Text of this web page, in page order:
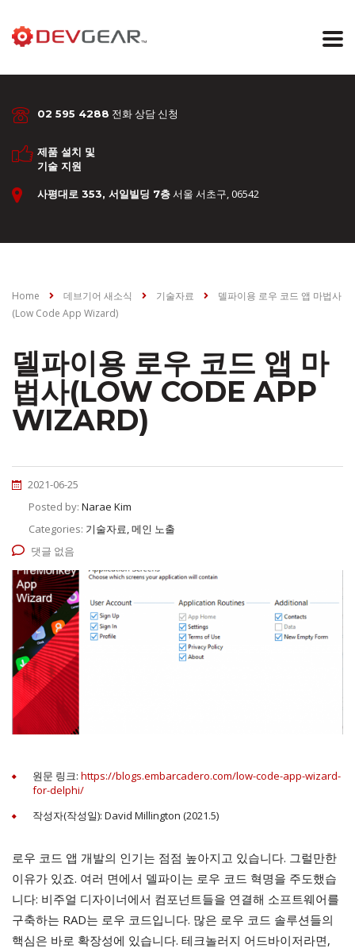
02 595 4288 전화 상담 신청
제품 설치 및
기술 지원
사평대로 353, 서일빌딩 7층서울 서초구, 06542
Home 데브기어 새소식 기술자료
델파이용 로우 코드 앱 마법사
(Low Code App Wizard)
델파이용 로우 코드 앱 마
법사(LOW CODE APP
WIZARD)
2021-06-25
Posted by: Narae Kim
Categories: 기술자료, 메인 노출
댓글 없음
원문 링크: https://blogs.embarcadero.com/low-code-app-wizard-
for-delphi/
작성자(작성일): David Millington (2021.5)
로우 코드 앱 개발의 인기는 점점 높아지고 있습니다. 그럴만한
이유가 있죠. 여러 면에서 델파이는 로우 코드 혁명을 주도했습
니다: 비주얼 디자이너에서 컴포넌트들을 연결해 소프트웨어를
구축하는 RAD는 로우 코드입니다. 많은 로우 코드 솔루션들의
핵심은 바로 확장성에 있습니다. 테크놀러지 어드바이저라면,